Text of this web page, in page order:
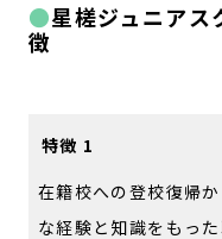
星槎ジュニアス
徴
特徴 1
在籍校への登校復帰
な経験と知識をもっ